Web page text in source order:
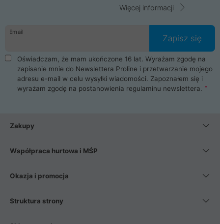
Więcej informacji
Email
Zapisz się
Oświadczam, że mam ukończone 16 lat. Wyrażam zgodę na
zapisanie mnie do Newslettera Proline i przetwarzanie mojego
adresu e-mail w celu wysyłki wiadomości. Zapoznałem się i
wyrażam zgodę na postanowienia regulaminu newslettera.
Zakupy
Współpraca hurtowa i MŚP
Okazja i promocja
Struktura strony